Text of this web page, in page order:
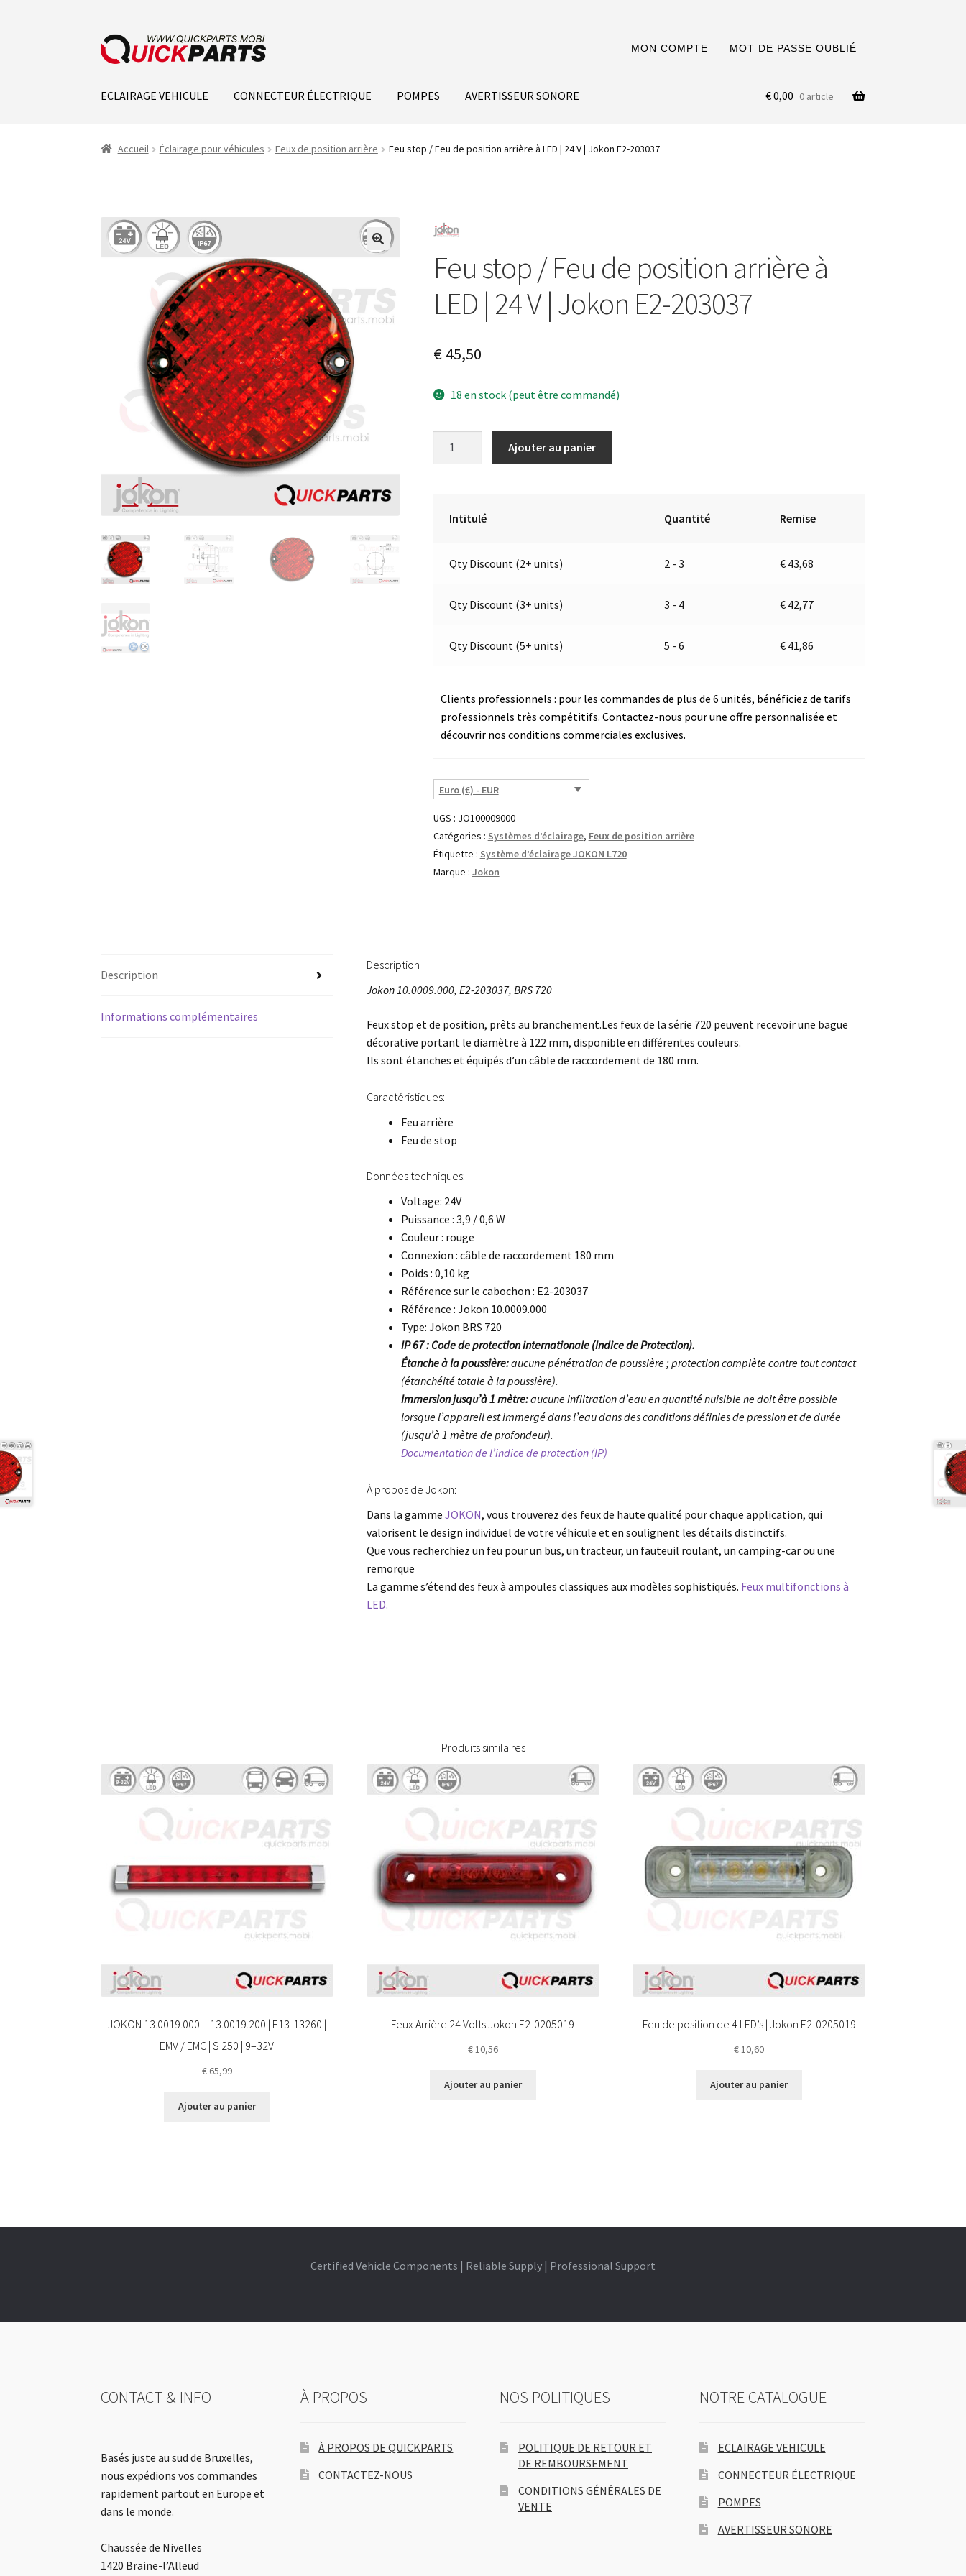
MON COMPTE MOT DE PASSE OUBLIÉ
ECLAIRAGE VEHICULE CONNECTEUR ÉLECTRIQUE POMPES AVERTISSEUR SONORE €0,00 0 article
Accueil Éclairage pour véhicules Feux de position arrière Feu stop / Feu de position arrière à LED | 24 V | Jokon E2-203037
Feu stop / Feu de position arrière à
LED | 24 V | Jokon E2-203037
€45,50
18 en stock (peut être commandé)
position
E2-
Ajouter au panier
Intitulé Quantité Remise
Qty Discount (2+ units) 2 - 3 € 43,68
Qty Discount (3+ units) 3 - 4 € 42,77
Qty Discount (5+ units) 5 - 6 € 41,86
Clients professionnels : pour les commandes de plus de 6 unités, bénéficiez de tarifs
professionnels très compétitifs. Contactez-nous pour une offre personnalisée et
découvrir nos conditions commerciales exclusives.
Euro (€) - EUR
UGS : JO100009000
Catégories : Systèmes d’éclairage, Feux de position arrière
Étiquette : Système d’éclairage JOKON L720
Marque : Jokon
Description
Informations complémentaires
Description
Jokon 10.0009.000, E2-203037, BRS 720
Feux stop et de position, prêts au branchement.Les feux de la série 720 peuvent recevoir une bague
décorative portant le diamètre à 122 mm, disponible en différentes couleurs.
Ils sont étanches et équipés d’un câble de raccordement de 180 mm.
Caractéristiques:
Feu arrière
Feu de stop
Données techniques:
Voltage: 24V
Puissance : 3,9 / 0,6 W
Couleur : rouge
Connexion : câble de raccordement 180 mm
Poids : 0,10 kg
Référence sur le cabochon : E2-203037
Référence : Jokon 10.0009.000
Type: Jokon BRS 720
IP 67 : Code de protection internationale (Indice de Protection).
Étanche à la poussière:aucune pénétration de poussière ; protection complète contre tout contact
(étanchéité totale à la poussière).
Immersion jusqu’à 1 mètre:aucune infiltration d’eau en quantité nuisible ne doit être possible
lorsque l’appareil est immergé dans l’eau dans des conditions définies de pression et de durée
(jusqu’à 1 mètre de profondeur).
Documentation de l’indice de protection (IP)
À propos de Jokon:
Dans la gammeJOKON, vous trouverez des feux de haute qualité pour chaque application, qui
valorisent le design individuel de votre véhicule et en soulignent les détails distinctifs.
Que vous recherchiez un feu pour un bus, un tracteur, un fauteuil roulant, un camping-car ou une
remorque
La gamme s’étend des feux à ampoules classiques aux modèles sophistiqués. Feux multifonctions à
LED.
Produits similaires
JOKON 13.0019.000 – 13.0019.200 | E13-13260 |
EMV / EMC | S 250 | 9–32V
€65,99
Ajouter au panier
Feux Arrière 24 Volts Jokon E2-0205019
€10,56
Ajouter au panier
Feu de position de 4 LED’s | Jokon E2-0205019
€10,60
Ajouter au panier
Certified Vehicle Components | Reliable Supply | Professional Support
CONTACT & INFO
Basés juste au sud de Bruxelles,
nous expédions vos commandes
rapidement partout en Europe et
dans le monde.
Chaussée de Nivelles
1420 Braine-l’Alleud
À PROPOS
À PROPOS DE QUICKPARTS
CONTACTEZ-NOUS
NOS POLITIQUES
POLITIQUE DE RETOUR ET
DE REMBOURSEMENT
CONDITIONS GÉNÉRALES DE
VENTE
NOTRE CATALOGUE
ECLAIRAGE VEHICULE
CONNECTEUR ÉLECTRIQUE
POMPES
AVERTISSEUR SONORE